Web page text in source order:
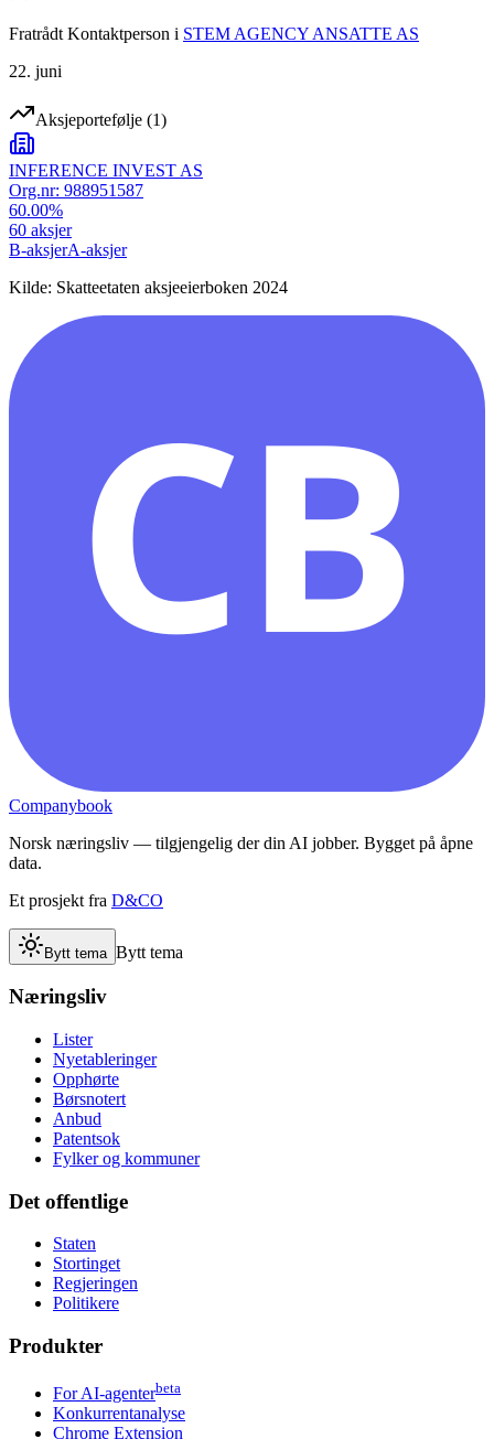
Fratrådt Kontaktperson i STEM AGENCY ANSATTE AS
22. juni
Aksjeportefølje (1)
INFERENCE INVEST AS
Org.nr: 988951587
60.00%
60 aksjer
B-aksjerA-aksjer
Kilde: Skatteetaten aksjeeierboken 2024
CB
Companybook
Norsk næringsliv — tilgjengelig der din AI jobber. Bygget på åpne
data.
Et prosjekt fra D&CO
Bytt tema Bytt tema
Næringsliv
Lister
Nyetableringer
Opphørte
Børsnotert
Anbud
Patentsok
Fylker og kommuner
Det offentlige
Staten
Stortinget
Regjeringen
Politikere
Produkter
For AI-agenterbeta
Konkurrentanalyse
Chrome Extension